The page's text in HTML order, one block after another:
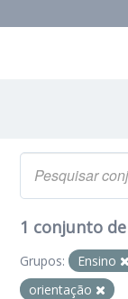
1 conjunto
Grupos: Ensino
orientação